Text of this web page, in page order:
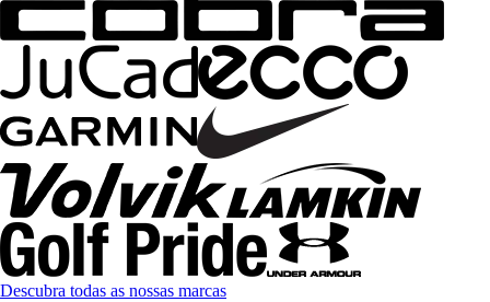
Descubra todas as nossas marcas